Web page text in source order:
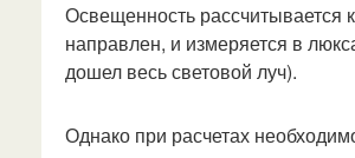
Освещенность рассчитывается
направлен, и измеряется в
дошел весь световой луч).
Однако при расчетах